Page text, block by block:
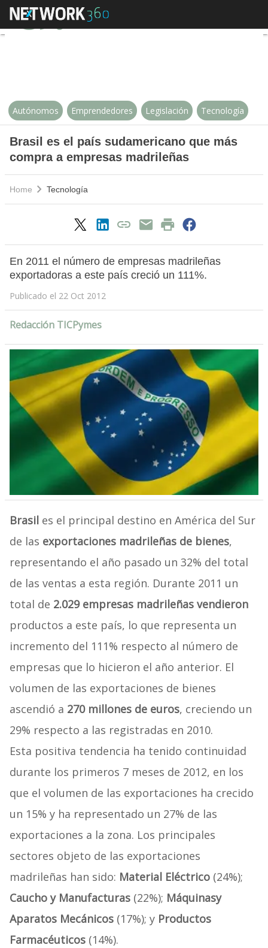
Brasil es el país sudamericano
Autónomos Emprendedores Legislación Tecnología
Brasil es el país sudamericano que más
compra a empresas madrileñas
Home Tecnología
En 2011 el número de empresas madrileñas
exportadoras a este país creció un 111%.
Publicado el 22 Oct 2012
Redacción TICPymes
Brasil es el principal destino en América del Sur
de las exportaciones madrileñas de bienes,
representando el año pasado un 32% del total
de las ventas a esta región. Durante 2011 un
total de 2.029 empresas madrileñas vendieron
productos a este país, lo que representa un
incremento del 111% respecto al número de
empresas que lo hicieron el año anterior. El
volumen de las exportaciones de bienes
ascendió a 270 millones de euros, creciendo un
29% respecto a las registradas en 2010.
Esta positiva tendencia ha tenido continuidad
durante los primeros 7 meses de 2012, en los
que el volumen de las exportaciones ha crecido
un 15% y ha representado un 27% de las
exportaciones a la zona. Los principales
sectores objeto de las exportaciones
madrileñas han sido: Material Eléctrico(24%);
Caucho y Manufacturas(22%); Máquinasy
Aparatos Mecánicos(17%); y Productos
Farmacéuticos(14%).